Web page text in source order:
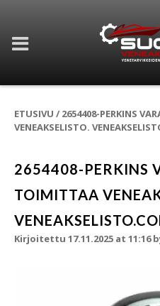
ETUSIVU / 2654408-PERKINS
VENEAKSELISTO.
2654408-PERKINS
TOIMITTAA
Kirjoitettu 17.11.2025 at 11:16